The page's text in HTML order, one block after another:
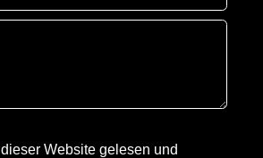
dieser Website gelesen und